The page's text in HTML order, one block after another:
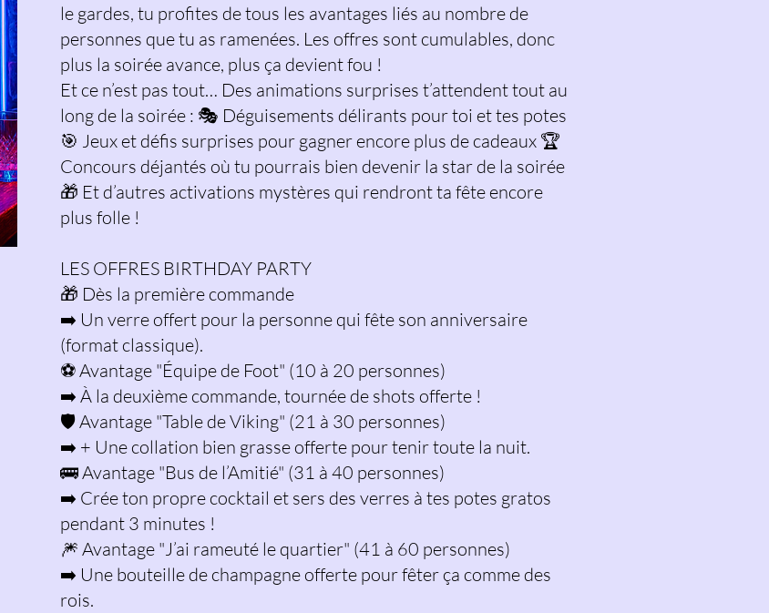
le gardes, tu profites de tous les avantages liés au nombre de
personnes que tu as ramenées. Les offres sont cumulables, donc
plus la soirée avance, plus ça devient fou !
Et ce n’est pas tout… Des animations surprises t’attendent tout au
long de la soirée : 🎭 Déguisements délirants pour toi et tes potes
🎯 Jeux et défis surprises pour gagner encore plus de cadeaux 🏆
Concours déjantés où tu pourrais bien devenir la star de la soirée
🎁 Et d’autres activations mystères qui rendront ta fête encore
plus folle !
LES OFFRES BIRTHDAY PARTY
🎁 Dès la première commande
➡️ Un verre offert pour la personne qui fête son anniversaire
(format classique).
⚽ Avantage "Équipe de Foot" (10 à 20 personnes)
➡️ À la deuxième commande, tournée de shots offerte !
🛡️ Avantage "Table de Viking" (21 à 30 personnes)
➡️ + Une collation bien grasse offerte pour tenir toute la nuit.
🚌 Avantage "Bus de l’Amitié" (31 à 40 personnes)
➡️ Crée ton propre cocktail et sers des verres à tes potes gratos
pendant 3 minutes !
🎆 Avantage "J’ai rameuté le quartier" (41 à 60 personnes)
➡️ Une bouteille de champagne offerte pour fêter ça comme des
rois.